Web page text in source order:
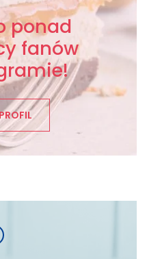
ponad
fanów